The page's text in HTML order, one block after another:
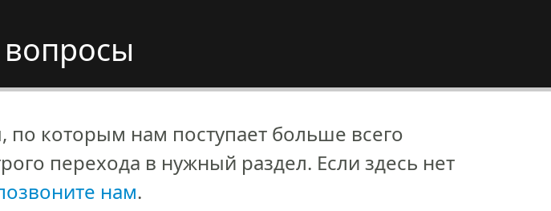
по которым нам поступает больше всего
перехода в нужный раздел. Если здесь нет
нам.